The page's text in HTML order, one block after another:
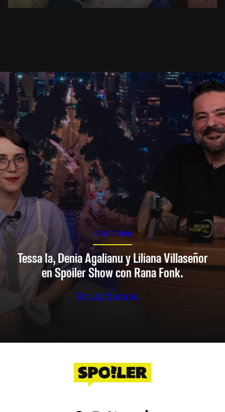
SPOILER SHOW
Tessa Ia, Denia Agalianu y Liliana Villaseñor
en Spoiler Show con Rana Fonk.
Ver en Youtube